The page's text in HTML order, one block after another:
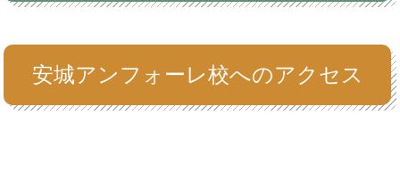
安城アンフォーレ校へのアクセス